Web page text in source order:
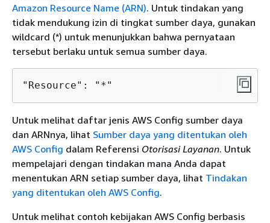
Amazon Resource Name (ARN). Untuk tindakan yang
tidak mendukung izin di tingkat sumber daya, gunakan
wildcard (*) untuk menunjukkan bahwa pernyataan
tersebut berlaku untuk semua sumber daya.
"Resource": "*"
Untuk melihat daftar jenis AWS Config sumber daya
dan ARNnya, lihat Sumber daya yang ditentukan oleh
AWS Config dalam Referensi Otorisasi Layanan. Untuk
mempelajari dengan tindakan mana Anda dapat
menentukan ARN setiap sumber daya, lihat Tindakan
yang ditentukan oleh AWS Config.
Untuk melihat contoh kebijakan AWS Config berbasis